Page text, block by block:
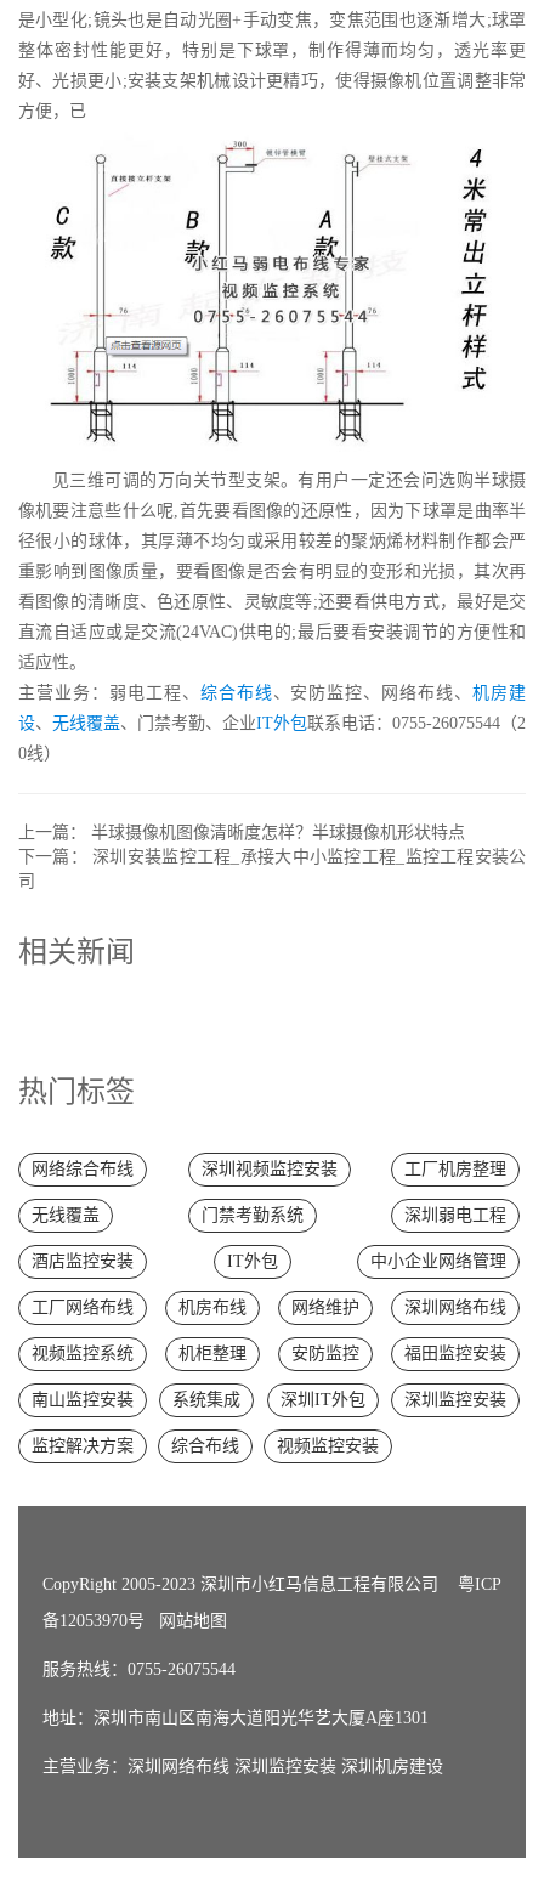
是小型化;镜头也是自动光圈+手动变焦，变焦范围也逐渐增大;球罩
整体密封性能更好，特别是下球罩，制作得薄而均匀，透光率更
好、光损更小;安装支架机械设计更精巧，使得摄像机位置调整非常
方便，已
见三维可调的万向关节型支架。有用户一定还会问选购半球摄
像机要注意些什么呢,首先要看图像的还原性，因为下球罩是曲率半
径很小的球体，其厚薄不均匀或采用较差的聚炳烯材料制作都会严
重影响到图像质量，要看图像是否会有明显的变形和光损，其次再
看图像的清晰度、色还原性、灵敏度等;还要看供电方式，最好是交
直流自适应或是交流(24VAC)供电的;最后要看安装调节的方便性和
适应性。
主营业务：弱电工程、 综合布线 、安防监控、网络布线、机房建
设、 无线覆盖、门禁考勤、企业IT外包 联系电话：0755-26075544（2
0线）
上一篇： 半球摄像机图像清晰度怎样？半球摄像机形状特点
下一篇：深圳安装监控工程_承接大中小监控工程_监控工程安装公
司
相关新闻
热门标签
网络综合布线 深圳视频监控安装 工厂机房整理
无线覆盖 门禁考勤系统 深圳弱电工程
酒店监控安装 IT外包 中小企业网络管理
工厂网络布线 机房布线 网络维护 深圳网络布线
视频监控系统 机柜整理 安防监控 福田监控安装
南山监控安装 系统集成 深圳IT外包 深圳监控安装
监控解决方案 综合布线 视频监控安装
CopyRight 2005-2023 深圳市小红马信息工程有限公司 粤ICP
备12053970号
网站地图
服务热线：0755-26075544
地址：深圳市南山区南海大道阳光华艺大厦A座1301
主营业务： 深圳网络布线 深圳监控安装 深圳机房建设